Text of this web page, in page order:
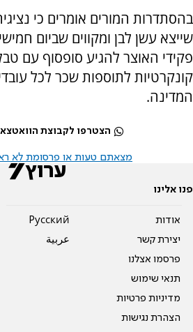
בהסתדרות המורים אומרים כי
שייצא עשן לבן ומקווים שביום
פקידי האוצר להגיע סופסוף עם
קונקרטיות לתוספות שכר לכל
המדינה.
הצטרפו לקבוצת
מצאתם טעות או פרסומת לא
פנו אלינו
אודות
יצירת קשר
פרסמו אצלנו
תנאי שימוש
מדיניות פרטיות
הצהרת נגישות
Pусский
عربية